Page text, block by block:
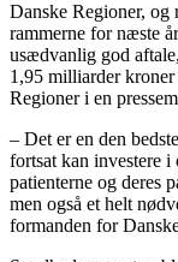
Danske Regioner, og
rammerne for næste
usædvanlig god
1,95 milliarder
Regioner i en
– Det er en den
fortsat kan investere
patienterne og deres
men også et helt
formanden for